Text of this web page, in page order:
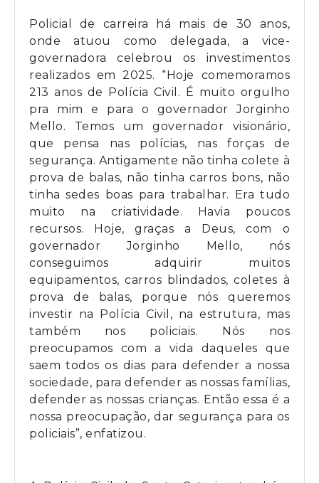
Policial de carreira há mais de 30 anos,
onde atuou como delegada, a vice-
governadora celebrou os investimentos
realizados em 2025. “Hoje comemoramos
213 anos de Polícia Civil. É muito orgulho
pra mim e para o governador Jorginho
Mello. Temos um governador visionário,
que pensa nas polícias, nas forças de
segurança. Antigamente não tinha colete à
prova de balas, não tinha carros bons, não
tinha sedes boas para trabalhar. Era tudo
muito na criatividade. Havia poucos
recursos. Hoje, graças a Deus, com o
governador Jorginho Mello, nós
conseguimos adquirir muitos
equipamentos, carros blindados, coletes à
prova de balas, porque nós queremos
investir na Polícia Civil, na estrutura, mas
também nos policiais. Nós nos
preocupamos com a vida daqueles que
saem todos os dias para defender a nossa
sociedade, para defender as nossas famílias,
defender as nossas crianças. Então essa é a
nossa preocupação, dar segurança para os
policiais”, enfatizou.